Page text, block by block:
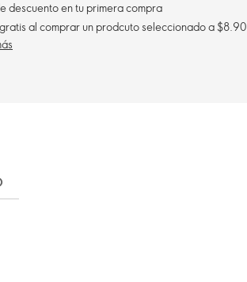
descuento en tu primera compra
Envío gratis al comprar un prodcuto seleccionado a $8.90